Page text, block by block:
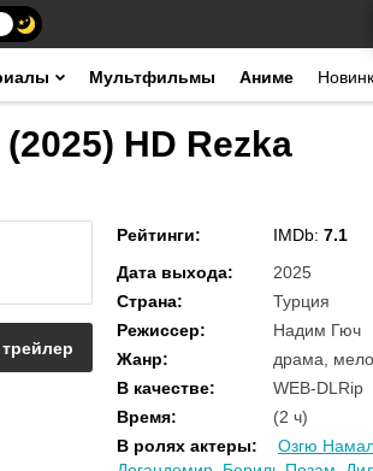
Мультфильмы Аниме
HD Rezka
Рейтинги: IMDb: 7.1
Дата выхода:
2025
Страна:
Турция
Режиссер:
Надим Гюч
Жанр:
драма,
В качестве:
WEB-DLRip
Время:
(2 ч)
В ролях актеры:
Озгю